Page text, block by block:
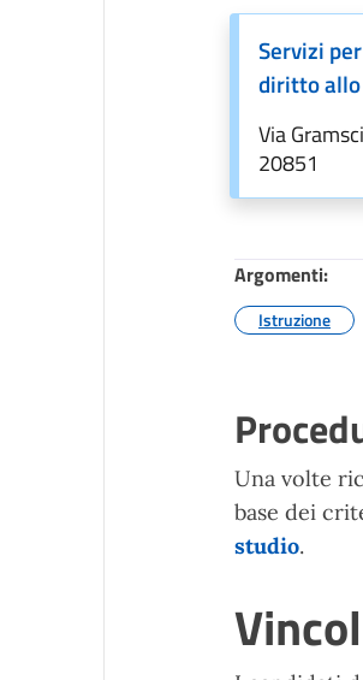
Servizi
diritto
Via
20851
Argomenti:
Istruzione
Una volte
base dei
studio.